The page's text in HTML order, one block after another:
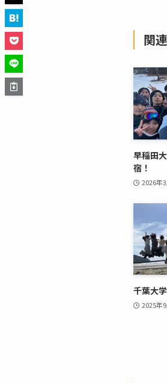
関
早稲田
宿！
2026年
千葉大
2025年